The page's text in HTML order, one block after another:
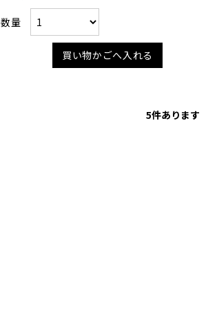
数量
買い物かごへ入れる
5件あります